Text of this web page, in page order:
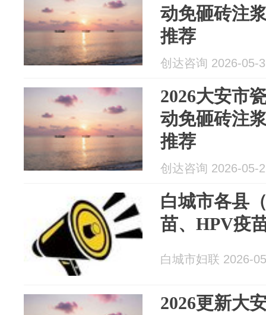
动免砸砖注
推荐
创达咨询 2026-05-
2026大安市
动免砸砖注
推荐
创达咨询 2026-05-
白城市各县
苗、HPV疫
白城市妇联 2026-
2026更新大